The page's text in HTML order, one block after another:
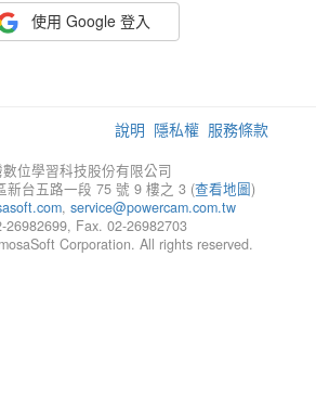
使用 Google 登入
說明 隱私權 服務條款
數位學習科技股份有限公司
新台五路一段 75 號 9 樓之 3 (查看地圖)
, service@powercam.com.tw
26982699, Fax. 02-26982703
Corporation. All rights reserved.